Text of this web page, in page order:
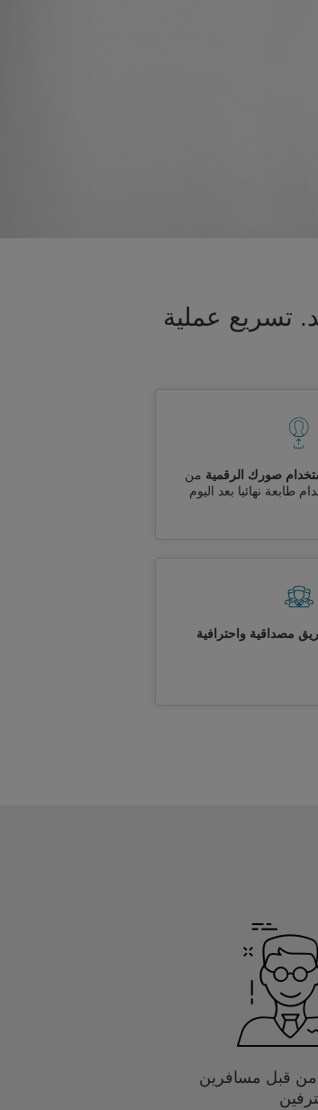
تسريع عملية
صورك الرقمية من
طابعة نهائيا بعد اليوم
مصداقية واحترافية
من قبل مسافرين